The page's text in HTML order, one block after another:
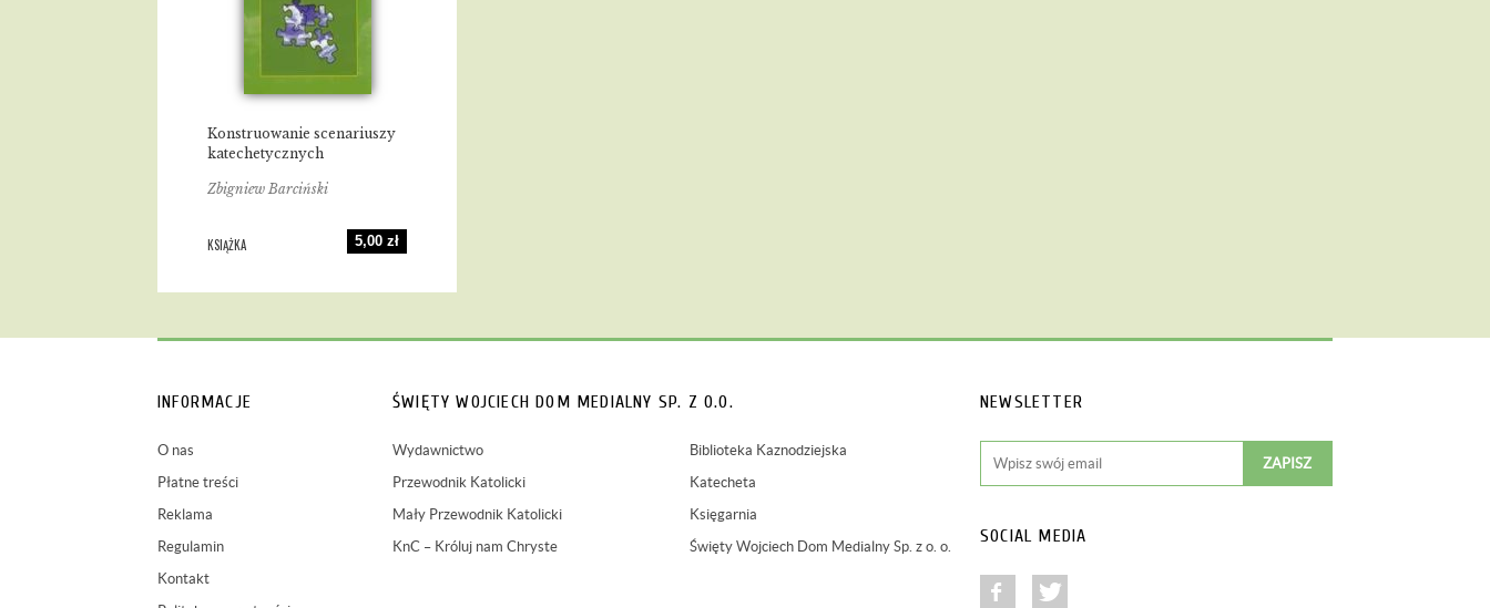
Konstruowanie scenariuszy
katechetycznych
Zbigniew Barciński
KSIĄŻKA 5,00 zł
INFORMACJE
O nas
Płatne treści
Reklama
Regulamin
Kontakt
ŚWIĘTY WOJCIECH DOM MEDIALNY SP. Z O.O.
Wydawnictwo
Przewodnik Katolicki
Mały Przewodnik Katolicki
KnC – Króluj nam Chryste
Biblioteka Kaznodziejska
Katecheta
Księgarnia
Święty Wojciech Dom Medialny Sp. z o. o.
NEWSLETTER
SOCIAL MEDIA